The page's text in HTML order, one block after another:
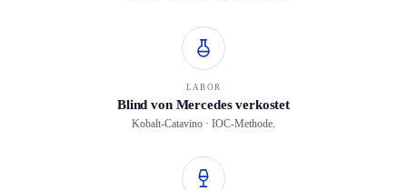
LABOR
Blind von Mercedes verkostet
Kobalt-Catavino · IOC-Methode.